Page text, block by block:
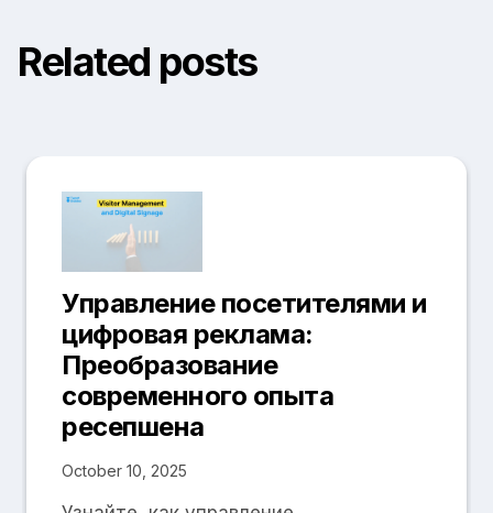
Related posts
Управление посетителями и
цифровая реклама:
Преобразование
современного опыта
ресепшена
October 10, 2025